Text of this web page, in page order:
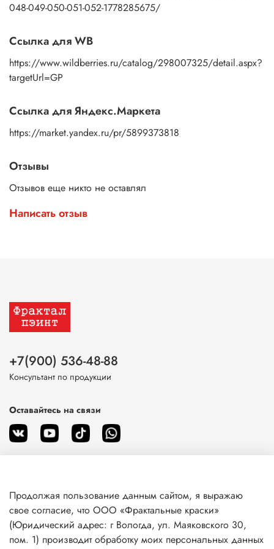
048-049-050-051-052-1778285675/
Ссылка для WB
https://www.wildberries.ru/catalog/298007325/detail.aspx?
targetUrl=GP
Ссылка для Яндекс.Маркета
https://market.yandex.ru/pr/5899373818
Отзывы
Отзывов еще никто не оставлял
Написать отзыв
О магазине
Клиентам
+7(900) 536-48-88
Консультант по продукции
Оставайтесь на связи
Продолжая пользование данным сайтом, я выражаю
свое согласие, что ООО «Фрактальные краски»
(Юридический адрес: г Вологда, ул. Маяковского 30,
пом. 1) производит обработку моих персональных данных